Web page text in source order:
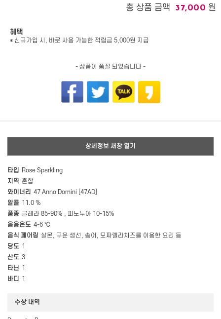
총 상품 금액 37,000 원
혜택
* 신규가입 시, 바로 사용 가능한 적립금 5,000원 지급
- 상품이 품절 되었습니다 -
상세정보 새창 열기
타입
Rose Sparkling
지역 혼합
와이너리 47 Anno Domini [47AD]
알콜 11.0 %
품종 글레라 85-90% , 피노누아 10-15%
음용온도 4-6 ℃
음식 페어링 살몬, 구운 생선, 송어, 모짜렐라치즈를 이용한 요리 등
당도 1
산도 3
타닌 1
바디
1
수상 내역